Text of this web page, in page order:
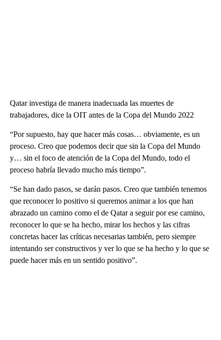
Qatar investiga de manera inadecuada las muertes de
trabajadores, dice la OIT antes de la Copa del Mundo 2022
“Por supuesto, hay que hacer más cosas… obviamente, es un
proceso. Creo que podemos decir que sin la Copa del Mundo
y… sin el foco de atención de la Copa del Mundo, todo el
proceso habría llevado mucho más tiempo”.
“Se han dado pasos, se darán pasos. Creo que también tenemos
que reconocer lo positivo si queremos animar a los que han
abrazado un camino como el de Qatar a seguir por ese camino,
reconocer lo que se ha hecho, mirar los hechos y las cifras
concretas hacer las críticas necesarias también, pero siempre
intentando ser constructivos y ver lo que se ha hecho y lo que se
puede hacer más en un sentido positivo”.